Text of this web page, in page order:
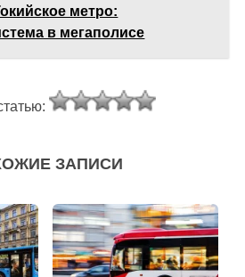
метро:
в мегаполисе
ЗАПИСИ